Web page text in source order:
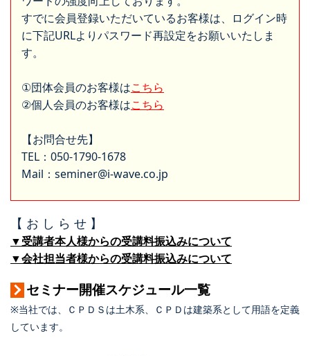
すでに会員登録いただいているお客様は、ログイン時
に下記URLよりパスワード再設定をお願いいたしま
す。
①団体会員のお客様はこちら
②個人会員のお客様はこちら
【お問合せ先】
TEL：050-1790-1678
Mail：seminer@i-wave.co.jp
【 お し ら せ 】
▼受講者本人様からの受講料振込みについて
▼会社担当者様からの受講料振込みについて
セミナー開催スケジュール一覧
※当社では、ＣＰＤＳは土木系、ＣＰＤは建築系として用語を定義
しています。